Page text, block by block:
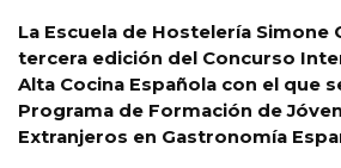
La Escuela de Hostelería Simone
tercera edición del Concurso
Alta Cocina Española con el que
Programa de Formación de
Extranjeros en Gastronomía